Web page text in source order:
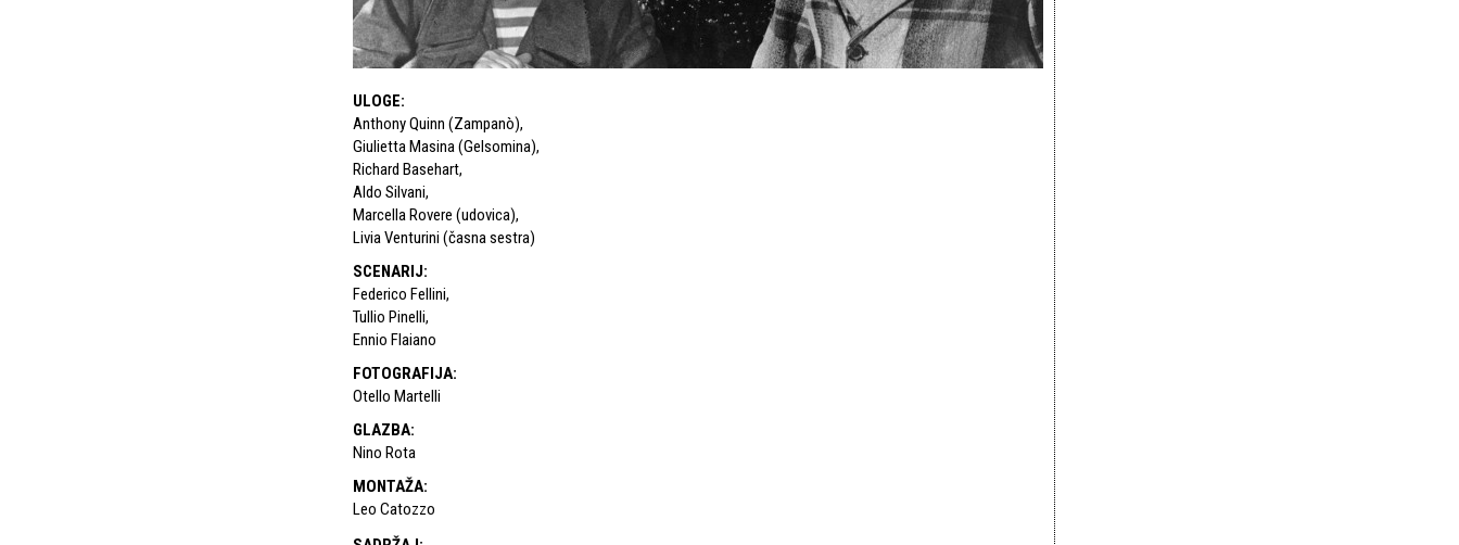
ULOGE:
Anthony Quinn (Zampanò),
Giulietta Masina (Gelsomina),
Richard Basehart,
Aldo Silvani,
Marcella Rovere (udovica),
Livia Venturini (časna sestra)
SCENARIJ:
Federico Fellini,
Tullio Pinelli,
Ennio Flaiano
FOTOGRAFIJA:
Otello Martelli
GLAZBA:
Nino Rota
MONTAŽA:
Leo Catozzo